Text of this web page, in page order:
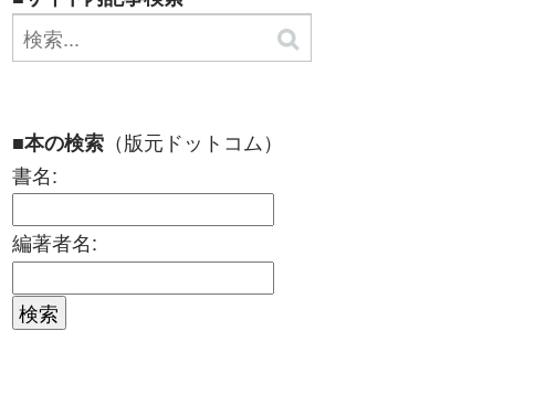
■本の検索（版元ドットコム）
書名:
編著者名: